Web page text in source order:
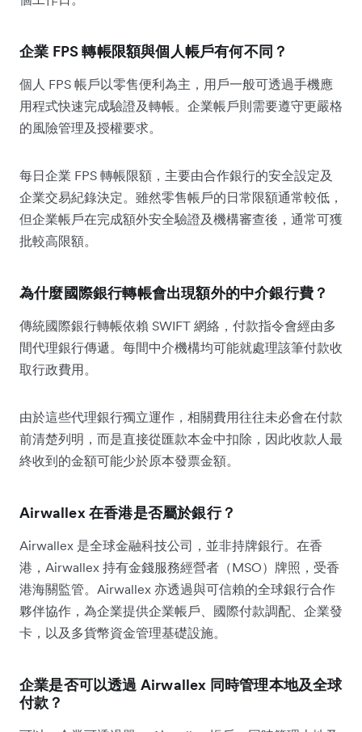
企業 FPS 轉帳限額與個人帳戶有何不同？
個人 FPS 帳戶以零售便利為主，用戶一般可透過手機應
用程式快速完成驗證及轉帳。企業帳戶則需要遵守更嚴格
的風險管理及授權要求。
每日企業 FPS 轉帳限額，主要由合作銀行的安全設定及
企業交易紀錄決定。雖然零售帳戶的日常限額通常較低，
但企業帳戶在完成額外安全驗證及機構審查後，通常可獲
批較高限額。
為什麼國際銀行轉帳會出現額外的中介銀行費？
傳統國際銀行轉帳依賴 SWIFT 網絡，付款指令會經由多
間代理銀行傳遞。每間中介機構均可能就處理該筆付款收
取行政費用。
由於這些代理銀行獨立運作，相關費用往往未必會在付款
前清楚列明，而是直接從匯款本金中扣除，因此收款人最
終收到的金額可能少於原本發票金額。
Airwallex 在香港是否屬於銀行？
Airwallex 是全球金融科技公司，並非持牌銀行。在香
港，Airwallex 持有金錢服務經營者（MSO）牌照，受香
港海關監管。Airwallex 亦透過與可信賴的全球銀行合作
夥伴協作，為企業提供企業帳戶、國際付款調配、企業發
卡，以及多貨幣資金管理基礎設施。
企業是否可以透過 Airwallex 同時管理本地及全球
付款？